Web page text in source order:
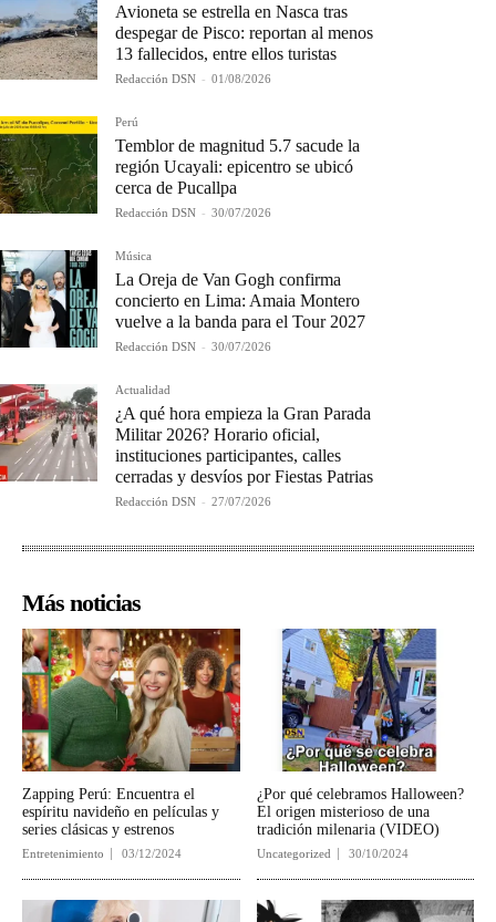
Avioneta se estrella en Nasca tras
despegar de Pisco: reportan al menos
13 fallecidos, entre ellos turistas
Redacción DSN - 01/08/2026
Perú
Temblor de magnitud 5.7 sacude la
región Ucayali: epicentro se ubicó
cerca de Pucallpa
Redacción DSN - 30/07/2026
Música
La Oreja de Van Gogh confirma
concierto en Lima: Amaia Montero
vuelve a la banda para el Tour 2027
Redacción DSN - 30/07/2026
Actualidad
¿A qué hora empieza la Gran Parada
Militar 2026? Horario oficial,
instituciones participantes, calles
cerradas y desvíos por Fiestas Patrias
Redacción DSN - 27/07/2026
Más noticias
Zapping Perú: Encuentra el
espíritu navideño en películas y
series clásicas y estrenos
Entretenimiento 03/12/2024
¿Por qué celebramos Halloween?
El origen misterioso de una
tradición milenaria (VIDEO)
Uncategorized 30/10/2024